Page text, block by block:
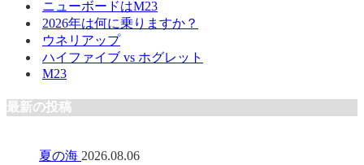
ニューボードはM23
2026年は何に乗りますか？
ウネリアップ
ハイファイブ vs ホグレット
M23
最新の投稿
夏の海 2026.08.06